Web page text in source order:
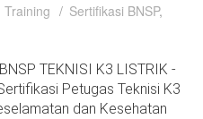
Training Sertifikasi BNSP,
TEKNISI K3 LISTRIK -
Petugas Teknisi K3
dan Kesehatan